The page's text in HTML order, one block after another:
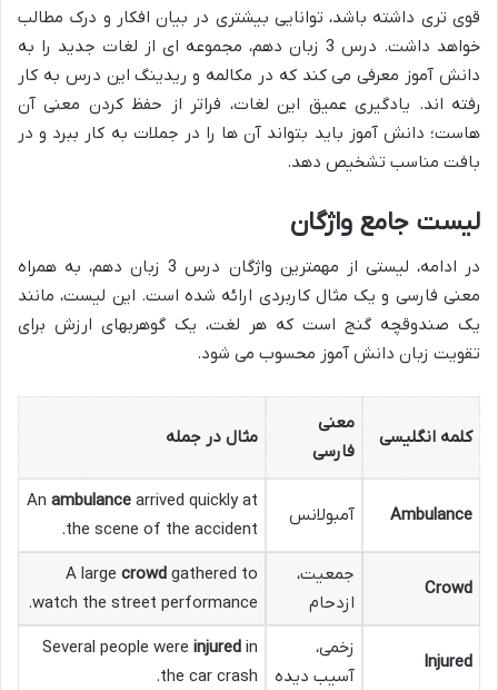
قوی تری داشته باشد، توانایی بیشتری در بیان افکار و درک مطالب
خواهد داشت. درس 3 زبان دهم، مجموعه ای از لغات جدید را به
دانش آموز معرفی می کند که در مکالمه و ریدینگ این درس به کار
رفته اند. یادگیری عمیق این لغات، فراتر از حفظ کردن معنی آن
هاست؛ دانش آموز باید بتواند آن ها را در جملات به کار ببرد و در
بافت مناسب تشخیص دهد.
لیست جامع واژگان
در ادامه، لیستی از مهمترین واژگان درس 3 زبان دهم، به همراه
معنی فارسی و یک مثال کاربردی ارائه شده است. این لیست، مانند
یک صندوقچه گنج است که هر لغت، یک گوهربهای ارزش برای
تقویت زبان دانش آموز محسوب می شود.
کلمه انگلیسی
معنی
فارسی
مثال در جمله
Ambulance آمبولانس
An ambulance arrived quickly at
the scene of the accident.
Crowd
جمعیت،
ازدحام
A large crowd gathered to
watch the street performance.
Injured
زخمی،
آسیب دیده
Several people were injured in
the car crash.